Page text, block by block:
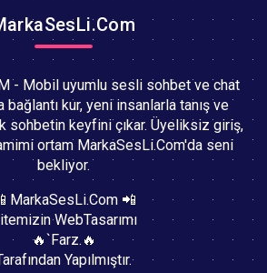
- Mobil uyumlu sesli sohbet ve chat
bağlantı kur, yeni insanlarla tanış ve
sohbetin keyfini çıkar. Üyeliksiz giriş,
ortam MarkaSesLi.Com'da seni
bekliyor.
MarkaSesLi.Com 📲
WebTasarımı
🔥`Farz.🔥
Yapılmıştır.